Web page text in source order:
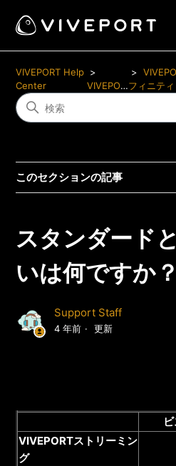
VIVEPORT Help
Center
VIVEPORT
フィニティ
このセクションの記事
スタンダード
いは何ですか？
Support Staff
4 年前 更新
VIVEPORTストリーミン
グ